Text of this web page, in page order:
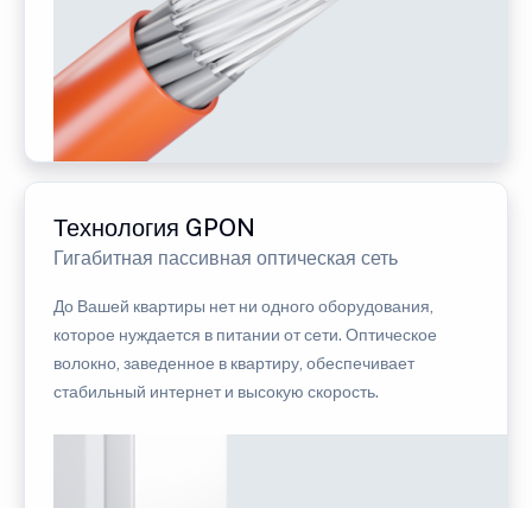
Технология GPON
Гигабитная пассивная оптическая сеть
До Вашей квартиры нет ни одного оборудования,
которое нуждается в питании от сети. Оптическое
волокно, заведенное в квартиру, обеспечивает
стабильный интернет и высокую скорость.